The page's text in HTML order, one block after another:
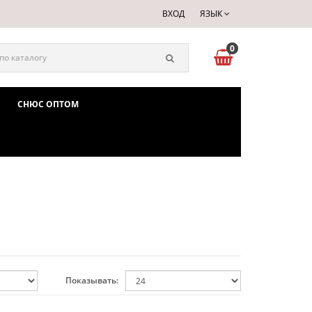
ЯЗЫК
ВХОД
0
СНЮС ОПТОМ
Показывать: